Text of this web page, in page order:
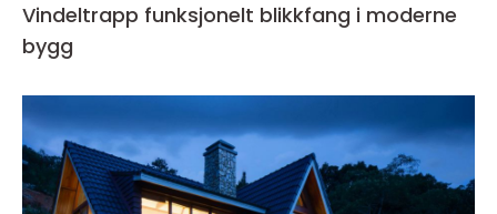
Vindeltrapp funksjonelt blikkfang i moderne
bygg